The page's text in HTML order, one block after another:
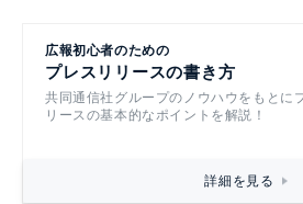
広報初心者のための
プレスリリースの書き方
共同通信社グループのノウハウをもとに
リースの基本的なポイントを解説！
詳細を見る